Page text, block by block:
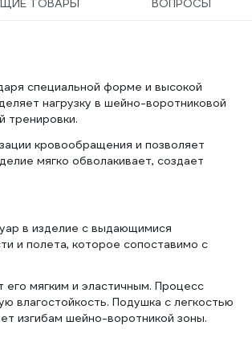
ТОВАРЫ ВОПРОСЫ
специальной форме и высокой
нагрузку в шейно-воротниковой
тренировки.
кровообращения и позволяет
мягко обволакивает, создает
в изделие с выдающимися
и полета, которое сопоставимо с
его мягким и эластичным. Процесс
влагостойкость. Подушка с легкостью
изгибам шейно-воротникой зоны.